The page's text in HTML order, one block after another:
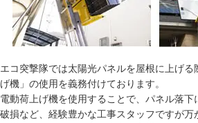
エコ突撃隊では太陽光パネルを屋根に上げ
げ機」の使用を義務付けております。
電動荷上げ機を使用することで、パネル落
破損など、経験豊かな工事スタッフですが万